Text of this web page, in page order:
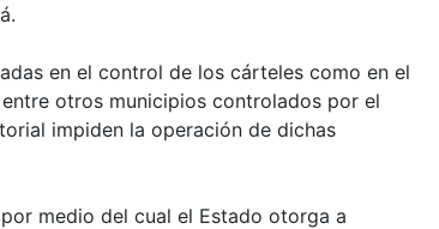
en el control de los cárteles como en el
otros municipios controlados por el
impiden la operación de dichas
medio del cual el Estado otorga a